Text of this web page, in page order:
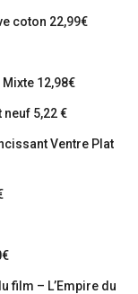
coton 22,99€
12,98€
5,22 €
Ventre Plat
film – L’Empire du